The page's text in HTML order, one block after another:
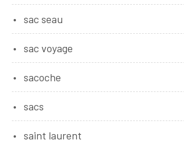
sac seau
sac voyage
sacoche
sacs
saint laurent